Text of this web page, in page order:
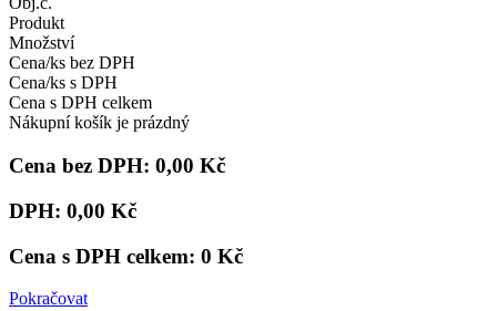
Produkt
Množství
Cena/ks bez DPH
Cena/ks s DPH
Cena s DPH celkem
Nákupní košík je prázdný
Cena bez DPH: 0,00 Kč
DPH: 0,00 Kč
Cena s DPH celkem: 0 Kč
Pokračovat